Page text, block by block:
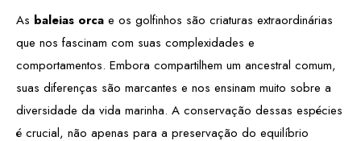
As baleias orca e os golfinhos são criaturas extraordinárias
que nos fascinam com suas complexidades e
comportamentos. Embora compartilhem um ancestral comum,
suas diferenças são marcantes e nos ensinam muito sobre a
diversidade da vida marinha. A conservação dessas espécies
é crucial, não apenas para a preservação do equilíbrio